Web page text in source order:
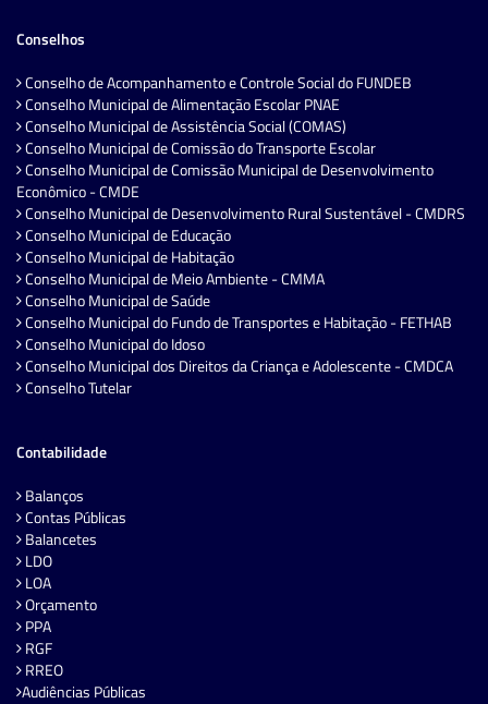
Conselhos
Conselho de Acompanhamento e Controle Social do FUNDEB
Conselho Municipal de Alimentação Escolar PNAE
Conselho Municipal de Assistência Social (COMAS)
Conselho Municipal de Comissão do Transporte Escolar
Conselho Municipal de Comissão Municipal de Desenvolvimento
Econômico - CMDE
Conselho Municipal de Desenvolvimento Rural Sustentável - CMDRS
Conselho Municipal de Educação
Conselho Municipal de Habitação
Conselho Municipal de Meio Ambiente - CMMA
Conselho Municipal de Saúde
Conselho Municipal do Fundo de Transportes e Habitação - FETHAB
Conselho Municipal do Idoso
Conselho Municipal dos Direitos da Criança e Adolescente - CMDCA
Conselho Tutelar
Contabilidade
Balanços
Contas Públicas
Balancetes
LDO
LOA
Orçamento
PPA
RGF
RREO
Audiências Públicas